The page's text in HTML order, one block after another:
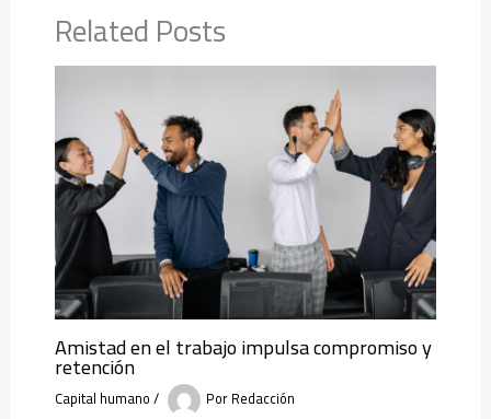
Related Posts
Amistad en el trabajo impulsa compromiso y
retención
Capital humano/ PorRedacción